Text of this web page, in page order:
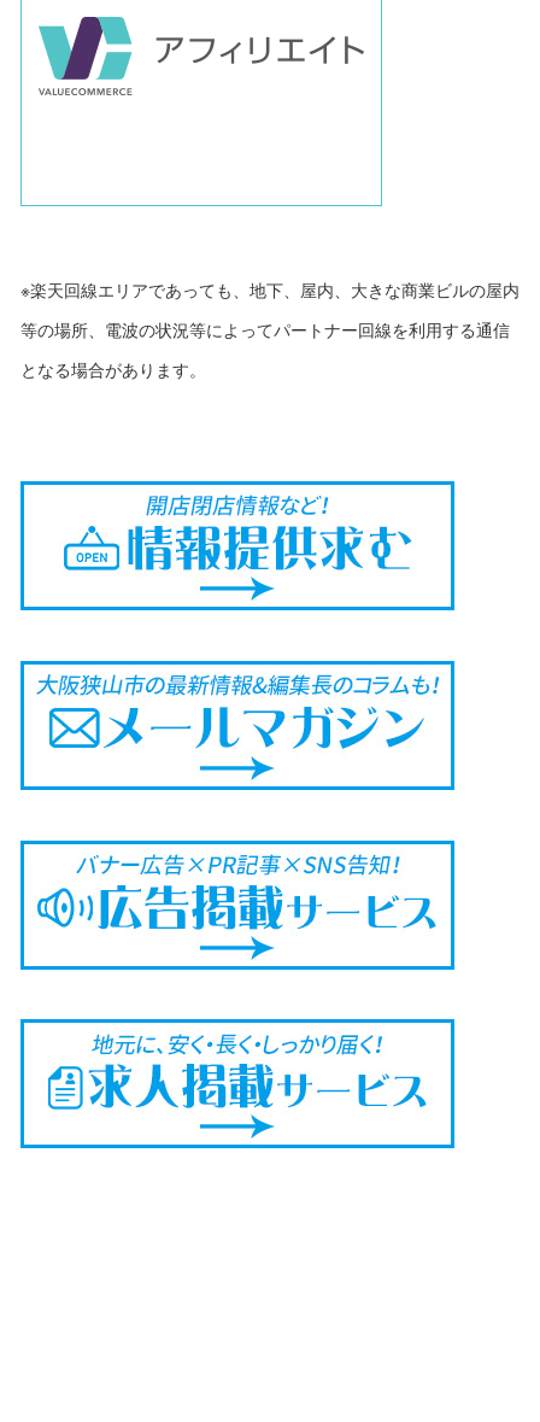
※楽天回線エリアであっても、地下、屋内、大きな商業ビルの屋内
等の場所、電波の状況等によってパートナー回線を利用する通信
となる場合があります。